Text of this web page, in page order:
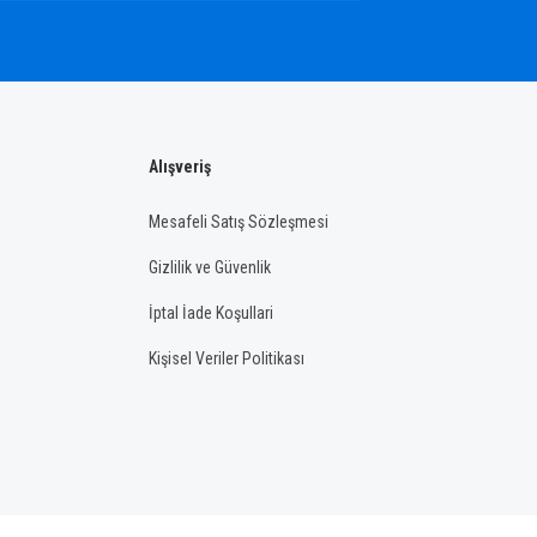
Alışveriş
Mesafeli Satış Sözleşmesi
Gizlilik ve Güvenlik
İptal İade Koşullari
Kişisel Veriler Politikası